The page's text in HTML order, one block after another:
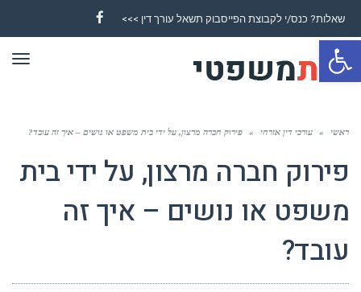
פתח סרגל נגישות
שאלות? כנס/י לקבוצת הפייסבוק תשאל עורך דין >>>
Facebook
ראשי » עורכי דין אזרחי » פירוק חברה מרצון, על ידי בית משפט או נושים – איך זה עובד?
פירוק חברה מרצון, על ידי בית
משפט או נושים – איך זה
עובד?